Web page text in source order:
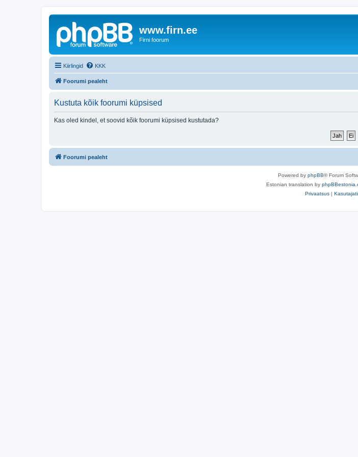
www.firn.ee
Firni foorum
Kiirlingid KKK
Foorumi pealeht
Kustuta kõik foorumi küpsised
Kas oled kindel, et soovid kõik foorumi küpsised kustutada?
Foorumi pealeht
Powered by phpBB® Forum
Estonian translation by
Privaatsus |